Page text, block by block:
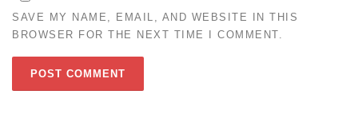
SAVE MY NAME, EMAIL, AND WEBSITE IN THIS
BROWSER FOR THE NEXT TIME I COMMENT.